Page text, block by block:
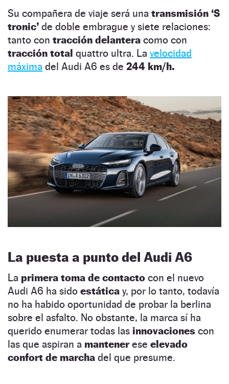
Su compañera de viaje será una transmisión ‘S
tronic’ de doble embrague y siete relaciones:
tanto con tracción delantera como con
tracción total quattro ultra. La velocidad
máxima del Audi A6 es de 244 km/h.
La puesta a punto del Audi A6
La primera toma de contacto con el nuevo
Audi A6 ha sido estática y, por lo tanto, todavía
no ha habido oportunidad de probar la berlina
sobre el asfalto. No obstante, la marca sí ha
querido enumerar todas las innovaciones con
las que aspiran a mantenerese elevado
confort de marcha del que presume.